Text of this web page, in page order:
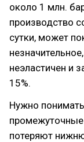
около 1 млн.
производство
сутки, может
неэластичен и
15%.
Нужно
потеряют